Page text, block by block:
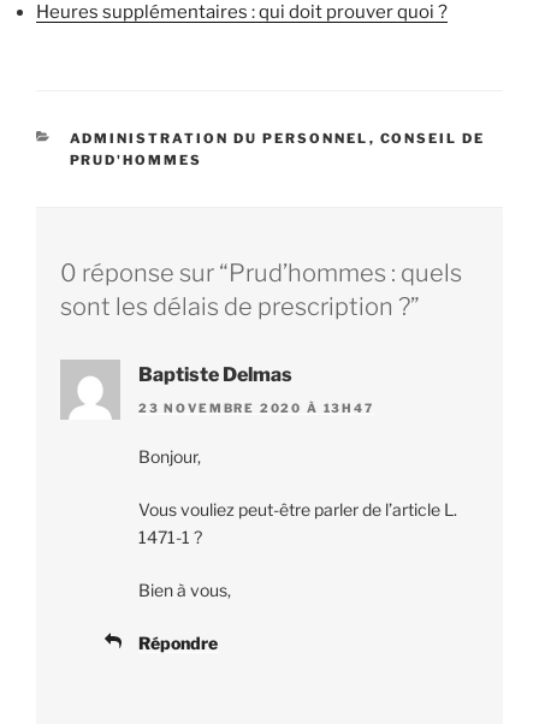
Heures supplémentaires : qui doit prouver quoi ?
CATÉGORIES
ADMINISTRATION DU PERSONNEL , CONSEIL DE
PRUD'HOMMES
0 réponse sur “Prud’hommes : quels
sont les délais de prescription ?”
Baptiste Delmas
23 NOVEMBRE 2020 À 13H47
Bonjour,
Vous vouliez peut-être parler de l’article L.
1471-1 ?
Bien à vous,
Répondre